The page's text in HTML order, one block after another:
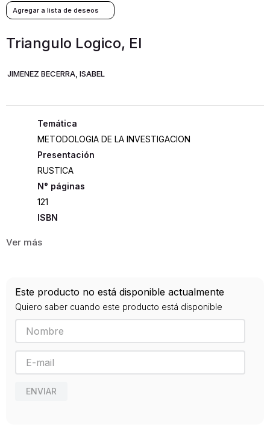
Triangulo Logico, El
JIMENEZ BECERRA, ISABEL
METODOLOGIA DE LA INVESTIGACION
Presentación
RUSTICA
121
ISBN
Editorial
2020
Este producto no está disponible actualmente
Quiero saber cuando este producto está disponible
ENVIAR